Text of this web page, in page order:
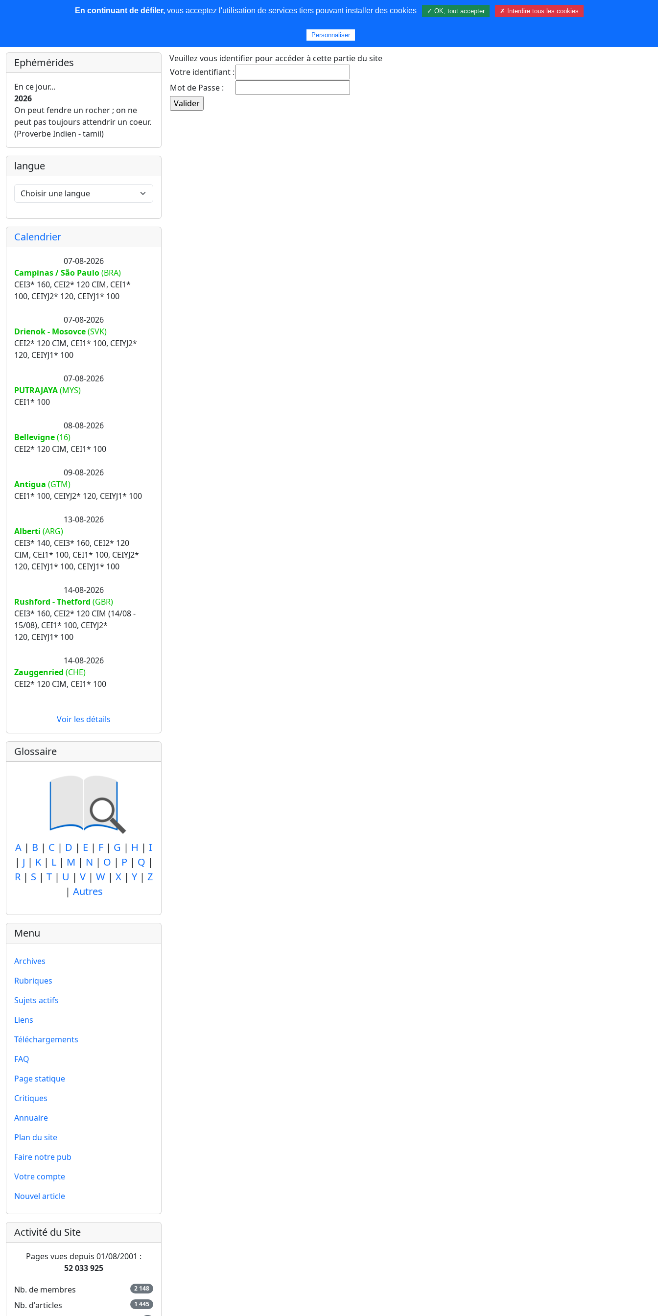
Les nouvelles Base de données Plus
Ephémérides
En ce jour...
2026
On peut fendre un rocher ; on ne
peut pas toujours attendrir un coeur.
(Proverbe Indien - tamil)
langue
Calendrier
07-08-2026
Campinas / São Paulo(BRA)
CEI3* 160, CEI2* 120 CIM, CEI1*
100, CEIYJ2* 120, CEIYJ1* 100
07-08-2026
Drienok - Mosovce(SVK)
CEI2* 120 CIM, CEI1* 100, CEIYJ2*
120, CEIYJ1* 100
07-08-2026
PUTRAJAYA(MYS)
CEI1* 100
08-08-2026
Bellevigne(16)
CEI2* 120 CIM, CEI1* 100
09-08-2026
Antigua (GTM)
CEI1* 100, CEIYJ2* 120, CEIYJ1* 100
13-08-2026
Alberti (ARG)
CEI3* 140, CEI3* 160, CEI2* 120
CIM, CEI1* 100, CEI1* 100, CEIYJ2*
120, CEIYJ1* 100, CEIYJ1* 100
14-08-2026
Rushford - Thetford (GBR)
CEI3* 160, CEI2* 120 CIM (14/08 -
15/08), CEI1* 100, CEIYJ2*
120, CEIYJ1* 100
14-08-2026
Zauggenried (CHE)
CEI2* 120 CIM, CEI1* 100
Voir les détails
Glossaire
A | B | C | D | E | F | G | H | I
| J | K| L| M | N | O | P | Q |
R | S | T | U | V | W | X | Y | Z
| Autres
Menu
Archives
Rubriques
Sujets actifs
Liens
Téléchargements
FAQ
Page statique
Critiques
Annuaire
Plan du site
Faire notre pub
Votre compte
Nouvel article
Activité du Site
Pages vues depuis 01/08/2001 :
52 033 925
Nb. de membres
2 148
Nb. d'articles 1 445
Veuillez vous identifier pour accéder à cette partie du site
Votre identifiant :
Mot de Passe :
En continuant de défiler,vous acceptez l'utilisation de services tiers pouvant installer des cookies ✓ OK, tout accepter ✗ Interdire tous les cookies
Personnaliser